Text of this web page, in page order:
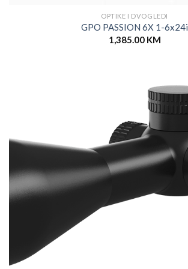
OPTIKE I DVOGLEDI
GPO PASSION 6X 1-6x24i
1,385.00 KM